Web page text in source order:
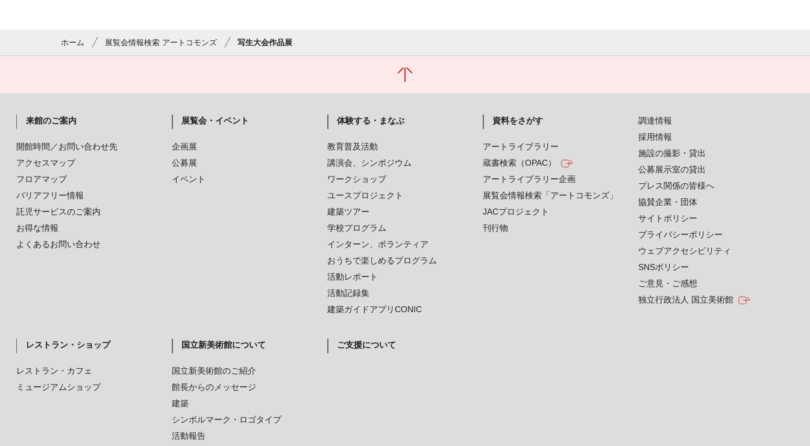
ホーム 展覧会情報検索 アートコモンズ 写生大会作品展
来館のご案内
開館時間／お問い合わせ先
アクセスマップ
フロアマップ
バリアフリー情報
託児サービスのご案内
お得な情報
よくあるお問い合わせ
展覧会・イベント
企画展
公募展
イベント
体験する・まなぶ
教育普及活動
講演会、シンポジウム
ワークショップ
ユースプロジェクト
建築ツアー
学校プログラム
インターン、ボランティア
おうちで楽しめるプログラム
活動レポート
活動記録集
建築ガイドアプリCONIC
資料をさがす
アートライブラリー
蔵書検索（OPAC）
アートライブラリー企画
展覧会情報検索「アートコモンズ」
JACプロジェクト
刊行物
レストラン・ショップ
レストラン・カフェ
ミュージアムショップ
国立新美術館について
国立新美術館のご紹介
館長からのメッセージ
建築
シンボルマーク・ロゴタイプ
活動報告
ご支援について
調達情報
採用情報
施設の撮影・貸出
公募展示室の貸出
プレス関係の皆様へ
協賛企業・団体
サイトポリシー
プライバシーポリシー
ウェブアクセシビリティ
SNSポリシー
ご意見・ご感想
独立行政法人 国立美術館